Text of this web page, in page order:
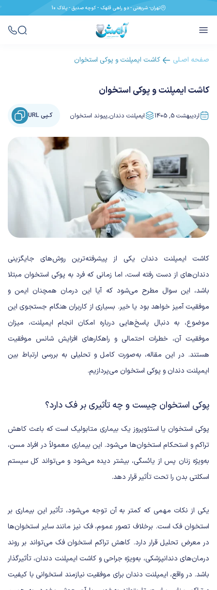
تهران- شریعتی - دو راهی قلهک - کوچه صدیق - پـلاک 10
صفحه اصـلی کاشت ایمپلنت و پوکی استخوان
کاشت ایمپلنت و پوکی استخوان
اردیبهشت 5, 1405 ایمپلنت دندان,پیوند استخوان کـپی URL
کاشت ایمپلنت دندان یکی از پیشرفته‌ترین روش‌های جایگزینی
دندان‌های از دست رفته است، اما زمانی که فرد به پوکی استخوان مبتلا
باشد، این سوال مطرح می‌شود که آیا این درمان همچنان ایمن و
موفقیت آمیز خواهد بود یا خیر. بسیاری از کاربران هنگام جستجوی این
موضوع، به دنبال پاسخ‌هایی درباره امکان انجام ایمپلنت، میزان
موفقیت آن، خطرات احتمالی و راهکارهای افزایش شانس موفقیت
هستند. در این مقاله، به‌صورت کامل و تحلیلی به بررسی ارتباط بین
ایمپلنت دندان و پوکی استخوان می‌پردازیم.
پوکی استخوان چیست و چه تأثیری بر فک دارد؟
پوکی استخوان یا استئوپروز یک بیماری متابولیک است که باعث کاهش
تراکم و استحکام استخوان‌ها می‌شود. این بیماری معمولاً در افراد مسن،
به‌ویژه زنان پس از یائسگی، بیشتر دیده می‌شود و می‌تواند کل سیستم
اسکلتی بدن را تحت تأثیر قرار دهد.
یکی از نکات مهمی که کمتر به آن توجه می‌شود، تأثیر این بیماری بر
استخوان فک است. برخلاف تصور عموم، فک نیز مانند سایر استخوان‌ها
در معرض تحلیل قرار دارد. کاهش تراکم استخوان فک می‌تواند بر روند
درمان‌های دندانپزشکی، به‌ویژه جراحی و کاشت ایمپلنت دندان، تأثیرگذار
باشد. در واقع، ایمپلنت دندان برای موفقیت نیازمند استخوانی با کیفیت